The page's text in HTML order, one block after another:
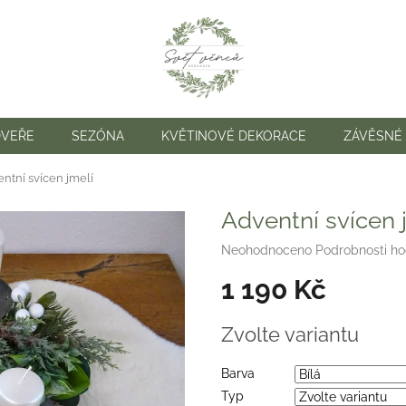
SEZÓNA KVĚTINOVÉ DEKORACE ZÁVĚSNÉ
svícen jmelí
Adventní svícen
Průměrné
produktu
je
z
hvězdiček.
Neohodnoceno Podrobnosti
1 190 Kč
cena:
Zvolte variantu
Barva
Typ